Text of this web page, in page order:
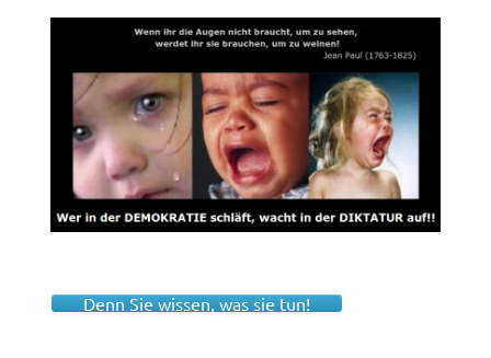
Denn Sie wissen, was sie tun!